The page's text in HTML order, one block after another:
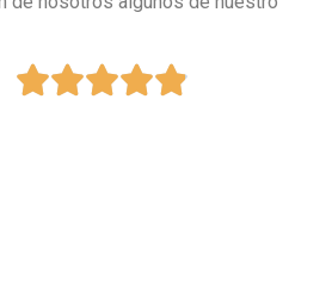
